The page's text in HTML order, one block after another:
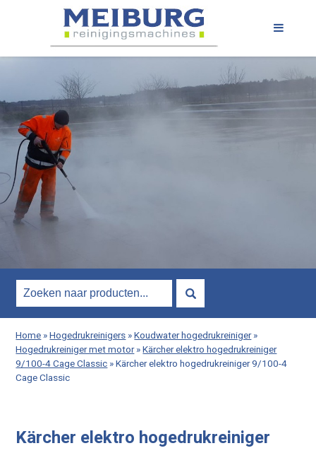
Home»Hogedrukreinigers»Koudwater hogedrukreiniger»
Hogedrukreiniger met motor»Kärcher elektro hogedrukreiniger
9/100-4 Cage Classic»Kärcher elektro hogedrukreiniger 9/100-4
Cage Classic
Kärcher elektro hogedrukreiniger